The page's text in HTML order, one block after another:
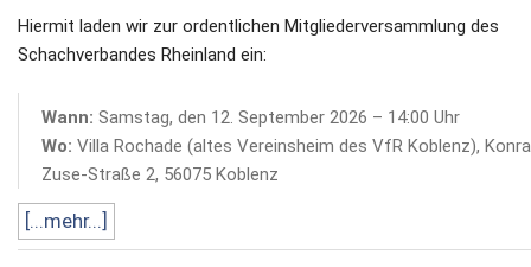
Hiermit laden wir zur ordentlichen Mitgliederversammlung des
Schachverbandes Rheinland ein:
Wann: Samstag, den 12. September 2026 – 14:00 Uhr
Wo: Villa Rochade (altes Vereinsheim des VfR Koblenz),
Zuse-Straße 2, 56075 Koblenz
[...mehr...]